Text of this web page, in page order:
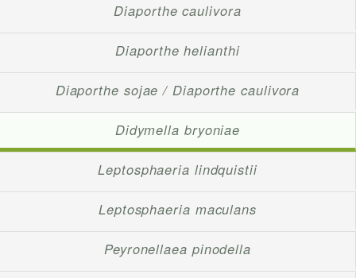
Diaporthe caulivora
Diaporthe helianthi
Diaporthe sojae / Diaporthe caulivora
Didymella bryoniae
Leptosphaeria lindquistii
Leptosphaeria maculans
Peyronellaea pinodella